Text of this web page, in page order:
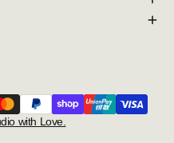
with Love.